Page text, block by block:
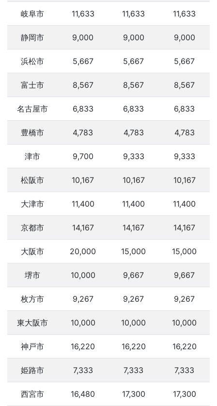
岐阜市 11,633 11,633 11,633
静岡市 9,000 9,000 9,000
浜松市 5,667 5,667 5,667
富士市 8,567 8,567 8,567
名古屋市 6,833 6,833 6,833
豊橋市 4,783 4,783 4,783
津市 9,700 9,333 9,333
松阪市 10,167 10,167 10,167
大津市 11,400 11,400 11,400
京都市 14,167 14,167 14,167
大阪市 20,000 15,000 15,000
堺市 10,000 9,667 9,667
枚方市 9,267 9,267 9,267
東大阪市 10,000 10,000 10,000
神戸市 16,220 16,220 16,220
姫路市 7,333 7,333 7,333
西宮市 16,480 17,300 17,300